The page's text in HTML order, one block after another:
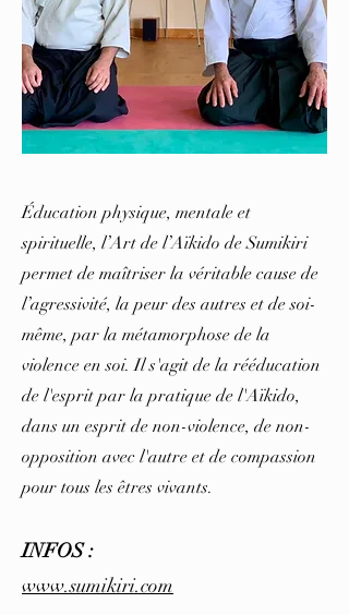
Éducation physique, mentale et
spirituelle, l’Art de l’Aïkido de Sumikiri
permet de maîtriser la véritable cause de
l’agressivité, la peur des autres et de soi-
même, par la métamorphose de la
violence en soi. Il s'agit de la rééducation
de l'esprit par la pratique de l'Aïkido,
dans un esprit de non-violence, de non-
opposition avec l'autre et de compassion
pour tous les êtres vivants.
INFOS :
www.sumikiri.com